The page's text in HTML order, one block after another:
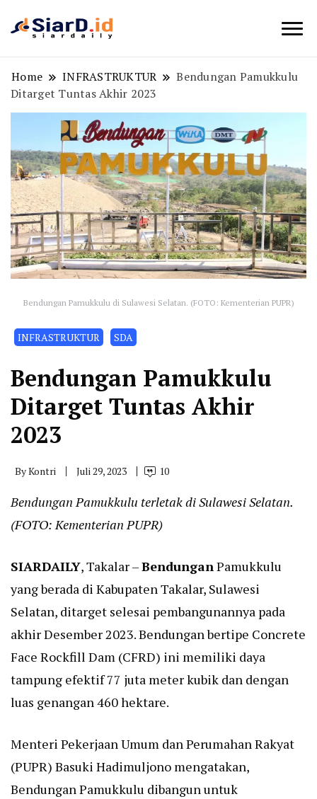
Home INFRASTRUKTUR
Bendungan Pamukkulu
Ditarget Tuntas Akhir 2023
Bendungan Pamukkulu di Sulawesi Selatan. (FOTO: Kementerian PUPR)
INFRASTRUKTUR SDA
Bendungan Pamukkulu
Ditarget Tuntas Akhir
2023
ByKontri Juli 29, 2023 10
Bendungan Pamukkulu terletak di Sulawesi Selatan.
(FOTO: Kementerian PUPR)
SIARDAILY, Takalar –BendunganPamukkulu
yang berada di Kabupaten Takalar, Sulawesi
Selatan, ditarget selesai pembangunannya pada
akhir Desember 2023. Bendungan bertipe Concrete
Face Rockfill Dam (CFRD) ini memiliki daya
tampung efektif 77 juta meter kubik dan dengan
luas genangan 460 hektare.
Menteri Pekerjaan Umum dan Perumahan Rakyat
(PUPR) Basuki Hadimuljono mengatakan,
Bendungan Pamukkulu dibangun untuk